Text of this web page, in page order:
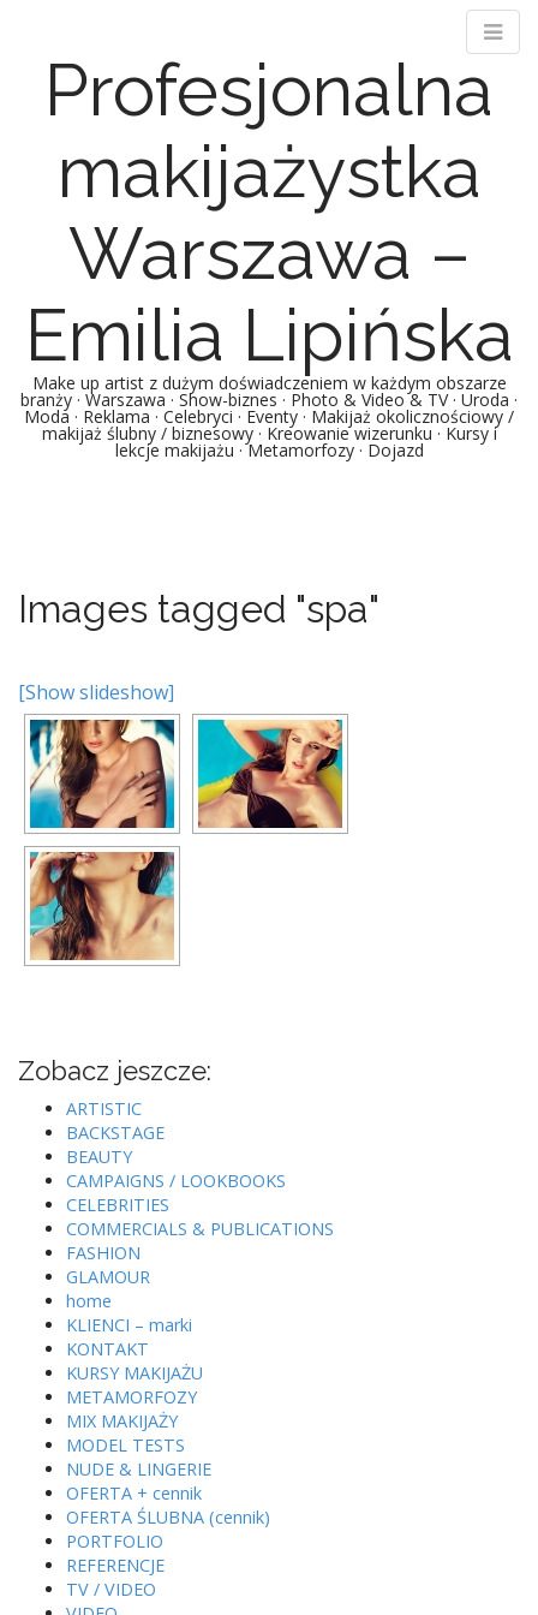
Profesjonalna
makijażystka
Warszawa –
Emilia Lipińska
Make up artist z dużym doświadczeniem w każdym obszarze
branży · Warszawa · Show-biznes · Photo & Video & TV · Uroda ·
Moda · Reklama · Celebryci · Eventy · Makijaż okolicznościowy /
makijaż ślubny / biznesowy · Kreowanie wizerunku · Kursy i
lekcje makijażu · Metamorfozy · Dojazd
Images tagged "spa"
[Show slideshow]
Zobacz jeszcze:
ARTISTIC
BACKSTAGE
BEAUTY
CAMPAIGNS / LOOKBOOKS
CELEBRITIES
COMMERCIALS & PUBLICATIONS
FASHION
GLAMOUR
home
KLIENCI – marki
KONTAKT
KURSY MAKIJAŻU
METAMORFOZY
MIX MAKIJAŻY
MODEL TESTS
NUDE & LINGERIE
OFERTA + cennik
OFERTA ŚLUBNA (cennik)
PORTFOLIO
REFERENCJE
TV / VIDEO